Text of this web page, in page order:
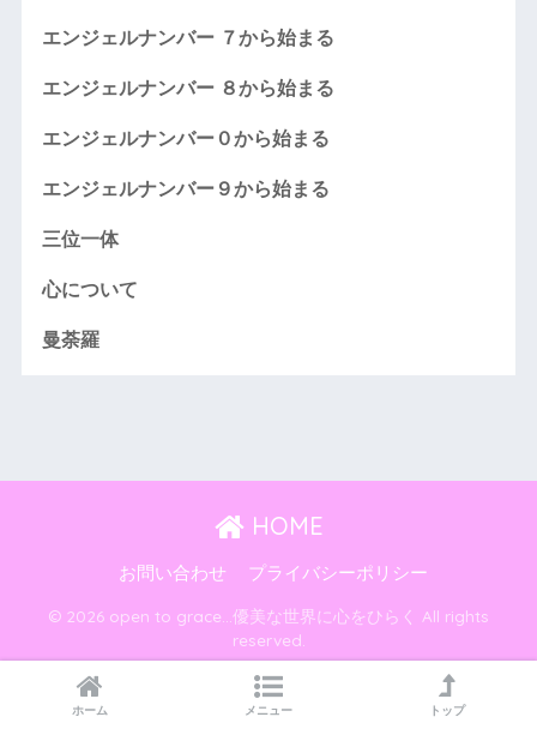
エンジェルナンバー ７から始まる
エンジェルナンバー ８から始まる
エンジェルナンバー０から始まる
エンジェルナンバー９から始まる
三位一体
心について
曼荼羅
HOME
お問い合わせ プライバシーポリシー
© 2026 open to grace…優美な世界に心をひらく All rights
reserved.
ホーム メニュー トップ